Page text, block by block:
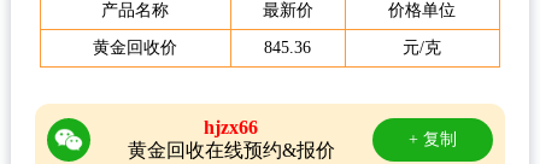
产品名称 最新价 价格单位
黄金 回收价 845.36 元/克
hjzx66
黄金回收在线预约&报价
+ 复制